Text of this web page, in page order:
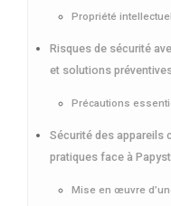
Propriété
Risques de sécurité
et solutions
Précautions
Sécurité des appareils
pratiques face à
Mise en œuvre